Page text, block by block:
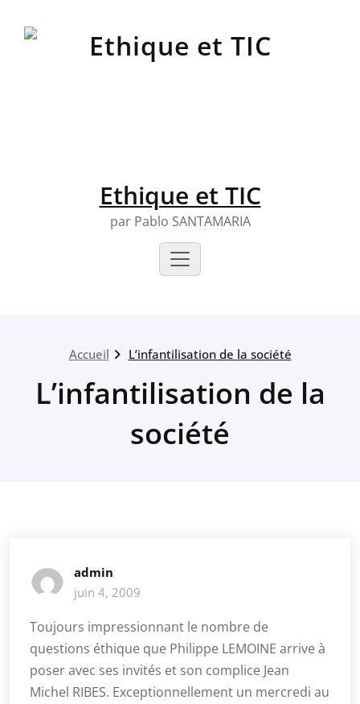
Ethique et TIC
par Pablo SANTAMARIA
Accueil L’infantilisation de la société
L’infantilisation de la
société
admin
juin 4, 2009
Toujours impressionnant le nombre de
questions éthique que Philippe LEMOINE arrive à
poser avec ses invités et son complice Jean
Michel RIBES. Exceptionnellement un mercredi au